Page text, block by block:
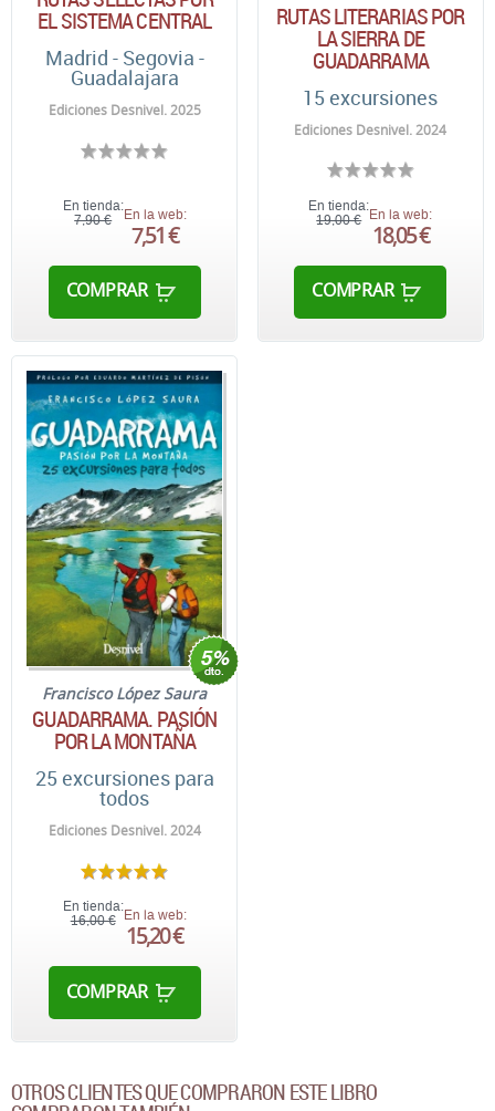
EL SISTEMA CENTRAL
Madrid - Segovia -
Guadalajara
Ediciones Desnivel. 2025
En tienda:
7,90 €
En la web:
7,51 €
COMPRAR
RUTAS LITERARIAS POR
LA SIERRA DE
GUADARRAMA
15 excursiones
Ediciones Desnivel. 2024
En tienda:
19,00 € En la web:
18,05 €
COMPRAR
Francisco López Saura
GUADARRAMA. PASIÓN
POR LA MONTAÑA
25 excursiones para
todos
Ediciones Desnivel. 2024
En tienda:
16,00 € En la web:
15,20 €
COMPRAR
OTROS CLIENTES QUE COMPRARON ESTE LIBRO